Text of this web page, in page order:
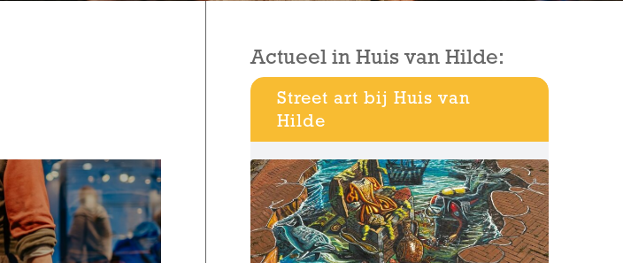
Actueel in Huis van Hilde:
Street art bij Huis van
Hilde